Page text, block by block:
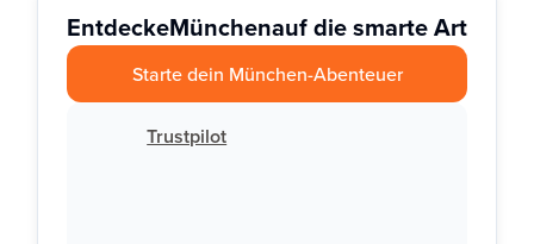
EntdeckeMünchenauf die smarte Art
Starte dein München-Abenteuer
Trustpilot